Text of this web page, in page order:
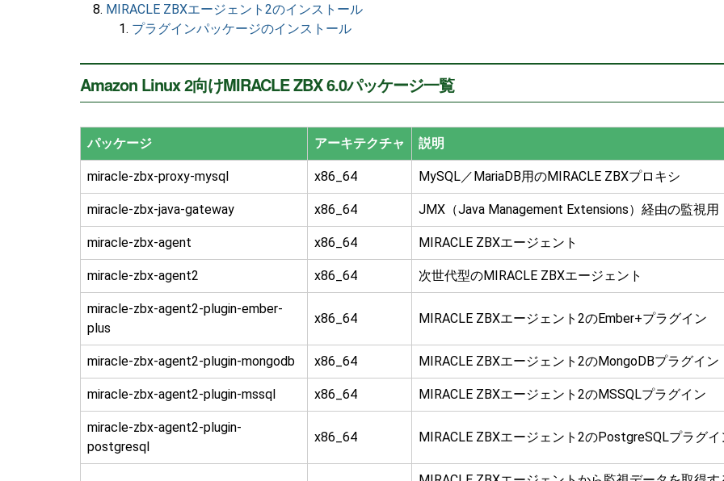
MIRACLE ZBXエージェント2のインストール
プラグインパッケージのインストール
Amazon Linux 2向けMIRACLE ZBX 6.0パッケージ一覧
パッケージ アーキテクチャ 説明
miracle-zbx-proxy-mysql x86_64 MySQL／MariaDB用のMIRACLE ZBXプロキシ
miracle-zbx-java-gateway x86_64 JMX（Java Management Extensions）経由の監視用
miracle-zbx-agent x86_64 MIRACLE ZBXエージェント
miracle-zbx-agent2 x86_64 次世代型のMIRACLE ZBXエージェント
miracle-zbx-agent2-plugin-ember-
plus
x86_64 MIRACLE ZBXエージェント2のEmber+プラグイン
miracle-zbx-agent2-plugin-mongodb x86_64 MIRACLE ZBXエージェント2のMongoDBプラグイン
miracle-zbx-agent2-plugin-mssql x86_64 MIRACLE ZBXエージェント2のMSSQLプラグイン
miracle-zbx-agent2-plugin-
postgresql
x86_64 MIRACLE ZBXエージェント2のPostgreSQLプラグイ